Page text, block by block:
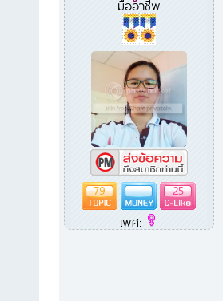
มืออาชีพ
79
25
เพศ: